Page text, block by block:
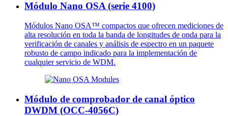
Módulo Nano OSA (serie 4100)
Módulos Nano OSA™ compactos que ofrecen mediciones de
alta resolución en toda la banda de longitudes de onda para la
verificación de canales y análisis de espectro en un paquete
robusto de campo indicado para la implementación de
cualquier servicio de WDM.
Módulo de comprobador de canal óptico
DWDM (OCC-4056C)